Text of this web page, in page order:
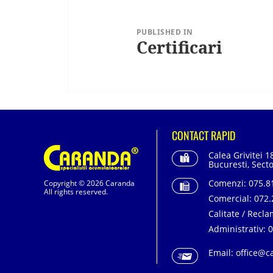
PUBLISHED IN
Certificari
Copyright © 2026 Caranda
All rights reserved.
CONTACT RAPID
Calea Grivitei
Bucuresti,
Comenzi:
Comercial:
Calitate /
Administrativ:
Email: